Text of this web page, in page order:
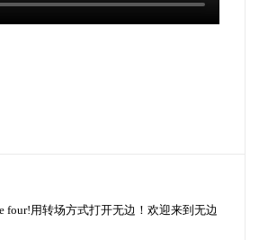
four!用转场方式打开无边！欢迎来到无边